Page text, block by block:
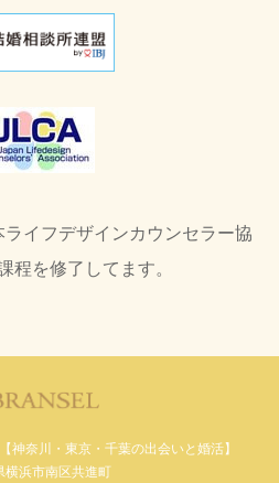
イフデザインカウンセラー協
程を修了してます。
神奈川・東京・千葉の出会いと婚活】
横浜市南区共進町